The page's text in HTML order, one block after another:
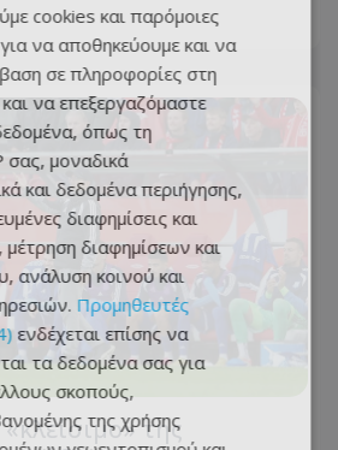
της
cookies και παρόμοιες
να αποθηκεύουμε και να
σε πληροφορίες στη
να επεξεργαζόμαστε
όπως τη
σας, μοναδικά
και δεδομένα περιήγησης,
διαφημίσεις και
μέτρηση διαφημίσεων και
ανάλυση κοινού και
Προμηθευτές
ενδέχεται επίσης να
τα δεδομένα σας για
σκοπούς,
της χρήσης